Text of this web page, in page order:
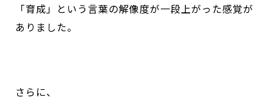
「育成」という言葉の解像度が一段上がった感覚が
ありました。
さらに、